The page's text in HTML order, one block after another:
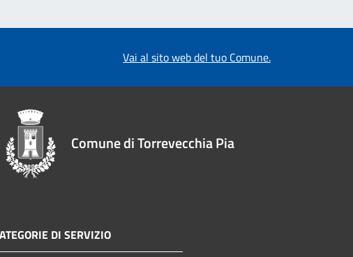
Vai al sito web del tuo Comune.
Comune di Torrevecchia Pia
DI SERVIZIO